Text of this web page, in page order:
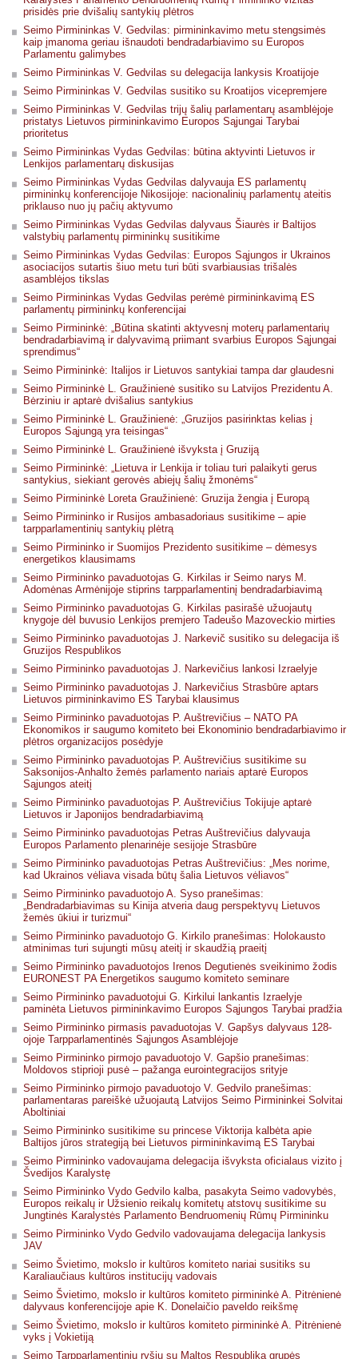
prisidės prie dvišalių santykių plėtros
Seimo Pirmininkas V. Gedvilas: pirmininkavimo metu stengsimės
kaip įmanoma geriau išnaudoti bendradarbiavimo su Europos
Parlamentu galimybes
Seimo Pirmininkas V. Gedvilas su delegacija lankysis Kroatijoje
Seimo Pirmininkas V. Gedvilas susitiko su Kroatijos vicepremjere
Seimo Pirmininkas V. Gedvilas trijų šalių parlamentarų asamblėjoje
pristatys Lietuvos pirmininkavimo Europos Sąjungai Tarybai
prioritetus
Seimo Pirmininkas Vydas Gedvilas: būtina aktyvinti Lietuvos ir
Lenkijos parlamentarų diskusijas
Seimo Pirmininkas Vydas Gedvilas dalyvauja ES parlamentų
pirmininkų konferencijoje Nikosijoje: nacionalinių parlamentų ateitis
priklauso nuo jų pačių aktyvumo
Seimo Pirmininkas Vydas Gedvilas dalyvaus Šiaurės ir Baltijos
valstybių parlamentų pirmininkų susitikime
Seimo Pirmininkas Vydas Gedvilas: Europos Sąjungos ir Ukrainos
asociacijos sutartis šiuo metu turi būti svarbiausias trišalės
asamblėjos tikslas
Seimo Pirmininkas Vydas Gedvilas perėmė pirmininkavimą ES
parlamentų pirmininkų konferencijai
Seimo Pirmininkė: „Būtina skatinti aktyvesnį moterų parlamentarių
bendradarbiavimą ir dalyvavimą priimant svarbius Europos Sąjungai
sprendimus“
Seimo Pirmininkė: Italijos ir Lietuvos santykiai tampa dar glaudesni
Seimo Pirmininkė L. Graužinienė susitiko su Latvijos Prezidentu A.
Bėrziniu ir aptarė dvišalius santykius
Seimo Pirmininkė L. Graužinienė: „Gruzijos pasirinktas kelias į
Europos Sąjungą yra teisingas“
Seimo Pirmininkė L. Graužinienė išvyksta į Gruziją
Seimo Pirmininkė: „Lietuva ir Lenkija ir toliau turi palaikyti gerus
santykius, siekiant gerovės abiejų šalių žmonėms“
Seimo Pirmininkė Loreta Graužinienė: Gruzija žengia į Europą
Seimo Pirmininko ir Rusijos ambasadoriaus susitikime – apie
tarpparlamentinių santykių plėtrą
Seimo Pirmininko ir Suomijos Prezidento susitikime – dėmesys
energetikos klausimams
Seimo Pirmininko pavaduotojas G. Kirkilas ir Seimo narys M.
Adomėnas Armėnijoje stiprins tarpparlamentinį bendradarbiavimą
Seimo Pirmininko pavaduotojas G. Kirkilas pasirašė užuojautų
knygoje dėl buvusio Lenkijos premjero Tadeušo Mazoveckio mirties
Seimo Pirmininko pavaduotojas J. Narkevič susitiko su delegacija iš
Gruzijos Respublikos
Seimo Pirmininko pavaduotojas J. Narkevičius lankosi Izraelyje
Seimo Pirmininko pavaduotojas J. Narkevičius Strasbūre aptars
Lietuvos pirmininkavimo ES Tarybai klausimus
Seimo Pirmininko pavaduotojas P. Auštrevičius – NATO PA
Ekonomikos ir saugumo komiteto bei Ekonominio bendradarbiavimo ir
plėtros organizacijos posėdyje
Seimo Pirmininko pavaduotojas P. Auštrevičius susitikime su
Saksonijos-Anhalto žemės parlamento nariais aptarė Europos
Sąjungos ateitį
Seimo Pirmininko pavaduotojas P. Auštrevičius Tokijuje aptarė
Lietuvos ir Japonijos bendradarbiavimą
Seimo Pirmininko pavaduotojas Petras Auštrevičius dalyvauja
Europos Parlamento plenarinėje sesijoje Strasbūre
Seimo Pirmininko pavaduotojas Petras Auštrevičius: „Mes norime,
kad Ukrainos vėliava visada būtų šalia Lietuvos vėliavos“
Seimo Pirmininko pavaduotojo A. Syso pranešimas:
„Bendradarbiavimas su Kinija atveria daug perspektyvų Lietuvos
žemės ūkiui ir turizmui“
Seimo Pirmininko pavaduotojo G. Kirkilo pranešimas: Holokausto
atminimas turi sujungti mūsų ateitį ir skaudžią praeitį
Seimo Pirmininko pavaduotojos Irenos Degutienės sveikinimo žodis
EURONEST PA Energetikos saugumo komiteto seminare
Seimo Pirmininko pavaduotojui G. Kirkilui lankantis Izraelyje
paminėta Lietuvos pirmininkavimo Europos Sąjungos Tarybai pradžia
Seimo Pirmininko pirmasis pavaduotojas V. Gapšys dalyvaus 128-
ojoje Tarpparlamentinės Sąjungos Asamblėjoje
Seimo Pirmininko pirmojo pavaduotojo V. Gapšio pranešimas:
Moldovos stiprioji pusė – pažanga eurointegracijos srityje
Seimo Pirmininko pirmojo pavaduotojo V. Gedvilo pranešimas:
parlamentaras pareiškė užuojautą Latvijos Seimo Pirmininkei Solvitai
Aboltiniai
Seimo Pirmininko susitikime su princese Viktorija kalbėta apie
Baltijos jūros strategiją bei Lietuvos pirmininkavimą ES Tarybai
Seimo Pirmininko vadovaujama delegacija išvyksta oficialaus vizito į
Švedijos Karalystę
Seimo Pirmininko Vydo Gedvilo kalba, pasakyta Seimo vadovybės,
Europos reikalų ir Užsienio reikalų komitetų atstovų susitikime su
Jungtinės Karalystės Parlamento Bendruomenių Rūmų Pirmininku
Seimo Pirmininko Vydo Gedvilo vadovaujama delegacija lankysis
JAV
Seimo Švietimo, mokslo ir kultūros komiteto nariai susitiks su
Karaliaučiaus kultūros institucijų vadovais
Seimo Švietimo, mokslo ir kultūros komiteto pirmininkė A. Pitrėnienė
dalyvaus konferencijoje apie K. Donelaičio paveldo reikšmę
Seimo Švietimo, mokslo ir kultūros komiteto pirmininkė A. Pitrėnienė
vyks į Vokietiją
Seimo Tarpparlamentinių ryšių su Maltos Respublika grupės